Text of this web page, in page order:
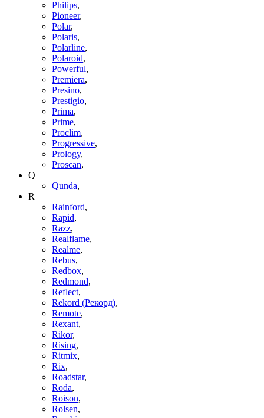
Philips,
Pioneer,
Polar,
Polaris,
Polarline,
Polaroid,
Powerful,
Premiera,
Presino,
Prestigio,
Prima,
Prime,
Proclim,
Progressive,
Prology,
Proscan,
Q
Qunda,
R
Rainford,
Rapid,
Razz,
Realflame,
Realme,
Rebus,
Redbox,
Redmond,
Reflect,
Rekord (Рекорд),
Remote,
Rexant,
Rikor,
Rising,
Ritmix,
Rix,
Roadstar,
Roda,
Roison,
Rolsen,